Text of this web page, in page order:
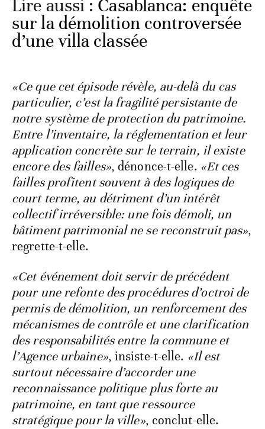
Lire aussi : Casablanca: enquête
sur la démolition controversée
d’une villa classée
«Ce que cet épisode révèle, au-delà du cas
particulier, c’est la fragilité persistante de
notre système de protection du patrimoine.
Entre l’inventaire, la réglementation et leur
application concrète sur le terrain, il existe
encore des failles», dénonce-t-elle. «Et ces
failles profitent souvent à des logiques de
court terme, au détriment d’un intérêt
collectif irréversible: une fois démoli, un
bâtiment patrimonial ne se reconstruit pas»,
regrette-t-elle.
«Cet événement doit servir de précédent
pour une refonte des procédures d’octroi de
permis de démolition, un renforcement des
mécanismes de contrôle et une clarification
des responsabilités entre la commune et
l’Agence urbaine», insiste-t-elle. «Il est
surtout nécessaire d’accorder une
reconnaissance politique plus forte au
patrimoine, en tant que ressource
stratégique pour la ville», conclut-elle.